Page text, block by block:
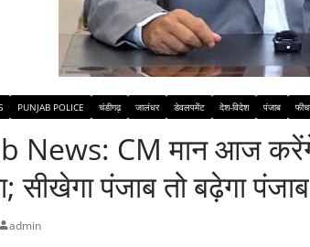
PUNJAB POLICE चंडीगढ़ जालंधर डेवलपमेंट देश-विदेश पंजाब
News: CM मान आज
सीखेगा पंजाब तो बढ़ेगा
admin